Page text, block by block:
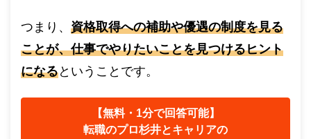
つまり、 資格取得への補助や優遇の制度を見る
ことが、仕事でやりたいことを見つけるヒント
になるということです。
【無料・1分で回答可能】
転職のプロ杉井とキャリアの